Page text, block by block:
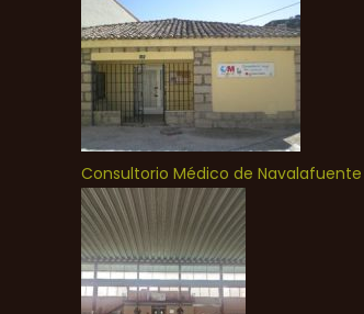
Consultorio Médico de Navalafuente